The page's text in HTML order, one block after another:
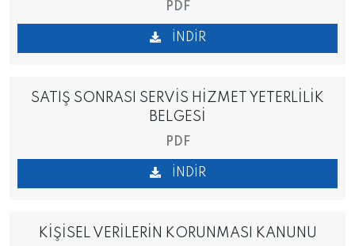
PDF
İNDIR
SATIŞ SONRASI SERVİS HİZMET YETERLİLİK
BELGESİ
PDF
İNDIR
KİŞİSEL VERİLERİN KORUNMASI KANUNU